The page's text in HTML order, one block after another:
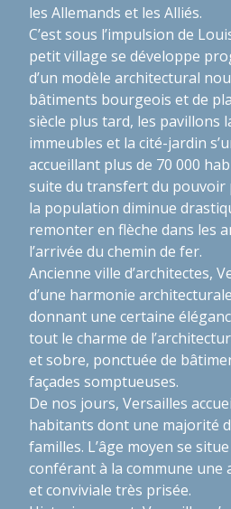
les Allemands et les Alliés.
C’est sous l’impulsion de
petit village se développe
d’un modèle architectural
bâtiments bourgeois et de
siècle plus tard, les pavillons
immeubles et la cité-jardin
accueillant plus de 70 000
suite du transfert du pouvoir
la population diminue
remonter en flèche dans les
l’arrivée du chemin de fer.
Ancienne ville d’architectes,
d’une harmonie
donnant une certaine
tout le charme de
et sobre, ponctuée de
façades somptueuses.
De nos jours, Versailles
habitants dont une majorité
familles. L’âge moyen se
conférant à la commune une
et conviviale très prisée.